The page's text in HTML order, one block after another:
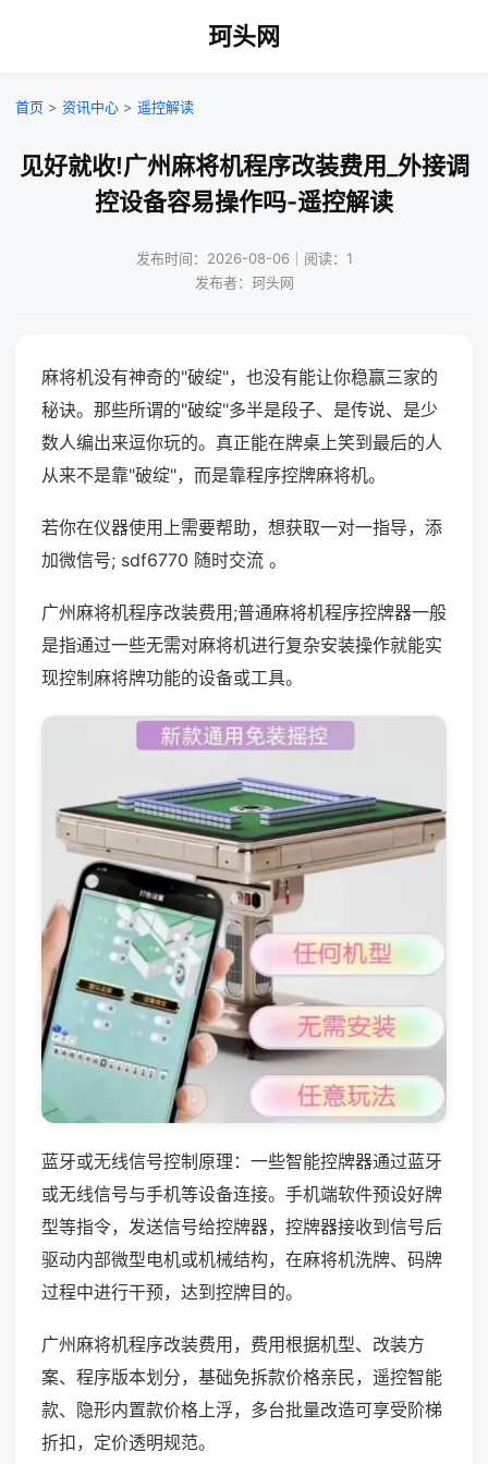
珂头网
首页 > 资讯中心 > 遥控解读
见好就收!广州麻将机程序改装费用_外接调
控设备容易操作吗-遥控解读
发布时间：2026-08-06｜阅读：1
发布者：珂头网
麻将机没有神奇的"破绽"，也没有能让你稳赢三家的
秘诀。那些所谓的"破绽"多半是段子、是传说、是少
数人编出来逗你玩的。真正能在牌桌上笑到最后的人
从来不是靠"破绽"，而是靠程序控牌麻将机。
若你在仪器使用上需要帮助，想获取一对一指导，添
加微信号; sdf6770 随时交流 。
广州麻将机程序改装费用;普通麻将机程序控牌器一般
是指通过一些无需对麻将机进行复杂安装操作就能实
现控制麻将牌功能的设备或工具。
蓝牙或无线信号控制原理：一些智能控牌器通过蓝牙
或无线信号与手机等设备连接。手机端软件预设好牌
型等指令，发送信号给控牌器，控牌器接收到信号后
驱动内部微型电机或机械结构，在麻将机洗牌、码牌
过程中进行干预，达到控牌目的。
广州麻将机程序改装费用，费用根据机型、改装方
案、程序版本划分，基础免拆款价格亲民，遥控智能
款、隐形内置款价格上浮，多台批量改造可享受阶梯
折扣，定价透明规范。